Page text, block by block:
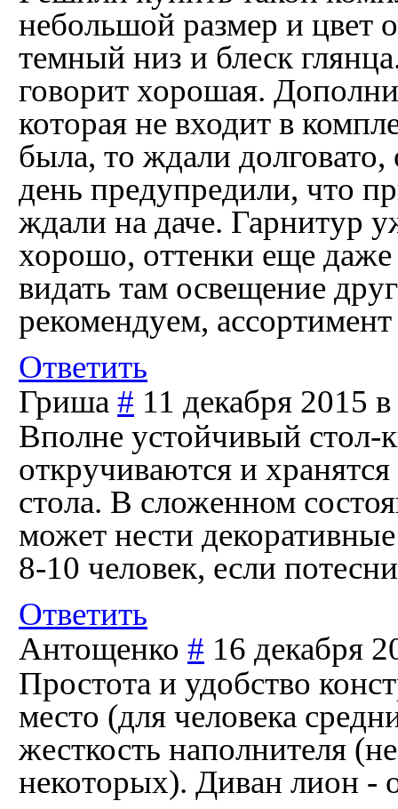
небольшой размер и цвет
темный низ и блеск
говорит хорошая.
которая не входит в
была, то ждали
день предупредили, что
ждали на даче. Гарнитур
хорошо, оттенки еще
видать там освещение
рекомендуем,
Ответить
Гриша # 11 декабря 2015
Вполне устойчивый
откручиваются и
стола. В сложенном
может нести
8-10 человек, если
Ответить
Антощенко # 16 декабря
Простота и удобство
место (для человека
жесткость наполнителя
некоторых). Диван лион -